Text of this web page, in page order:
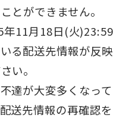
とができません。
11月18日(火)23:59
る配送先情報が反映
い。
達が大変多くなって
送先情報の再確認を